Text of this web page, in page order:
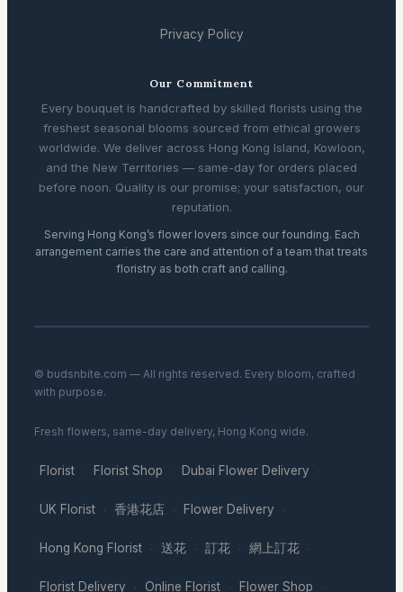
Privacy Policy
Our Commitment
Every bouquet is handcrafted by skilled florists using the
freshest seasonal blooms sourced from ethical growers
worldwide. We deliver across Hong Kong Island, Kowloon,
and the New Territories — same-day for orders placed
before noon. Quality is our promise; your satisfaction, our
reputation.
Serving Hong Kong’s flower lovers since our founding. Each
arrangement carries the care and attention of a team that treats
floristry as both craft and calling.
© budsnbite.com — All rights reserved. Every bloom, crafted
with purpose.
Fresh flowers, same-day delivery, Hong Kong wide.
Florist · Florist Shop · Dubai Flower Delivery ·
UK Florist · 香港花店 · Flower Delivery ·
Hong Kong Florist · 送花 · 訂花 · 網上訂花 ·
Florist Delivery · Online Florist · Flower Shop ·